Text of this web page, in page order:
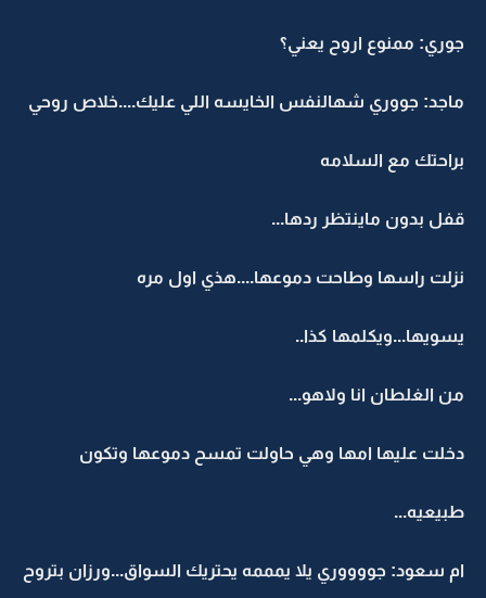
جوري: ممنوع اروح يعني؟
ماجد: جووري شهالنفس الخايسه اللي عليك....خلاص روحي
براحتك مع السلامه
قفل بدون ماينتظر ردها...
نزلت راسها وطاحت دموعها....هذي اول مره
يسويها...ويكلمها كذا..
من الغلطان انا ولاهو...
دخلت عليها امها وهي حاولت تمسح دموعها وتكون
طبيعيه...
ام سعود: جووووري يلا يمممه يحتريك السواق...ورزان بتروح